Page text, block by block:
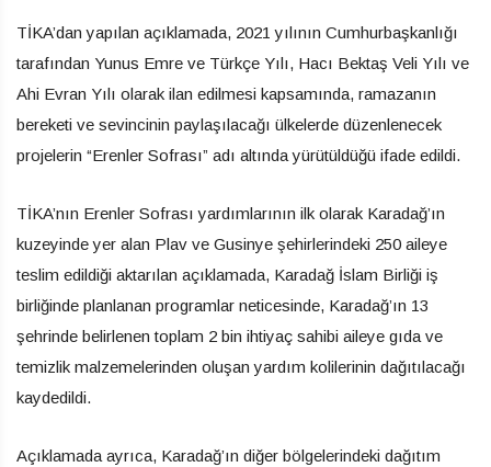
TİKA’dan yapılan açıklamada, 2021 yılının Cumhurbaşkanlığı
tarafından Yunus Emre ve Türkçe Yılı, Hacı Bektaş Veli Yılı ve
Ahi Evran Yılı olarak ilan edilmesi kapsamında, ramazanın
bereketi ve sevincinin paylaşılacağı ülkelerde düzenlenecek
projelerin “Erenler Sofrası” adı altında yürütüldüğü ifade edildi.
TİKA’nın Erenler Sofrası yardımlarının ilk olarak Karadağ’ın
kuzeyinde yer alan Plav ve Gusinye şehirlerindeki 250 aileye
teslim edildiği aktarılan açıklamada, Karadağ İslam Birliği iş
birliğinde planlanan programlar neticesinde, Karadağ’ın 13
şehrinde belirlenen toplam 2 bin ihtiyaç sahibi aileye gıda ve
temizlik malzemelerinden oluşan yardım kolilerinin dağıtılacağı
kaydedildi.
Açıklamada ayrıca, Karadağ’ın diğer bölgelerindeki dağıtım